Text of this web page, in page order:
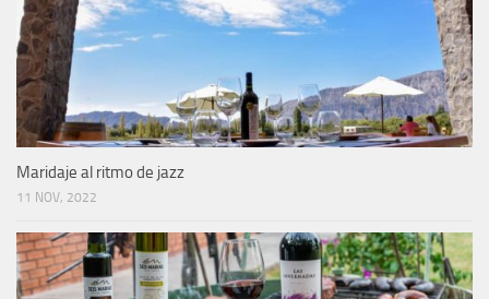
Maridaje al ritmo de jazz
11 NOV, 2022